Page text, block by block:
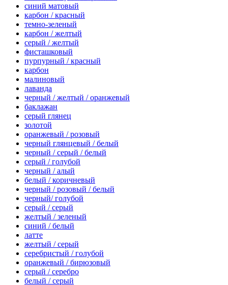
синий матовый
карбон / красный
темно-зеленый
карбон / желтый
серый / желтый
фисташковый
пурпурный / красный
карбон
малиновый
лаванда
черный / желтый / оранжевый
баклажан
серый глянец
золотой
оранжевый / розовый
черный глянцевый / белый
черный / серый / белый
серый / голубой
черный / алый
белый / коричневый
черный / розовый / белый
черный/ голубой
серый / серый
желтый / зеленый
синий / белый
латте
желтый / серый
серебристый / голубой
оранжевый / бирюзовый
серый / серебро
белый / серый